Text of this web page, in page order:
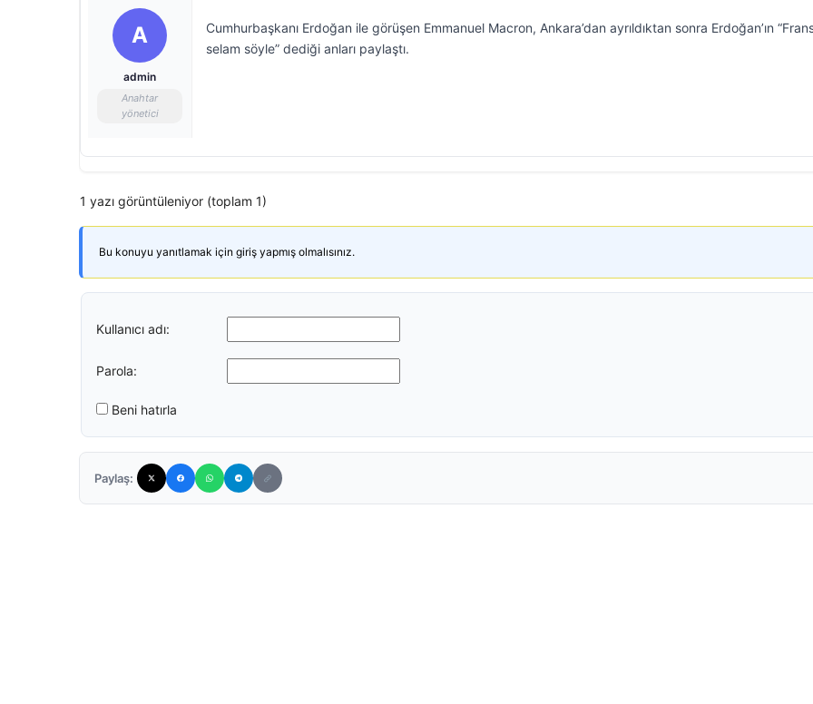
A
admin
Anahtar
yönetici
Cumhurbaşkanı Erdoğan ile görüşen Emmanuel Macron, Ankara’dan ayrıldıktan sonra Erdoğan’ın
selam söyle” dediği anları paylaştı.
1 yazı görüntüleniyor (toplam 1)
Bu konuyu yanıtlamak için giriş yapmış olmalısınız.
Kullanıcı adı:
Parola:
Beni hatırla
Paylaş: